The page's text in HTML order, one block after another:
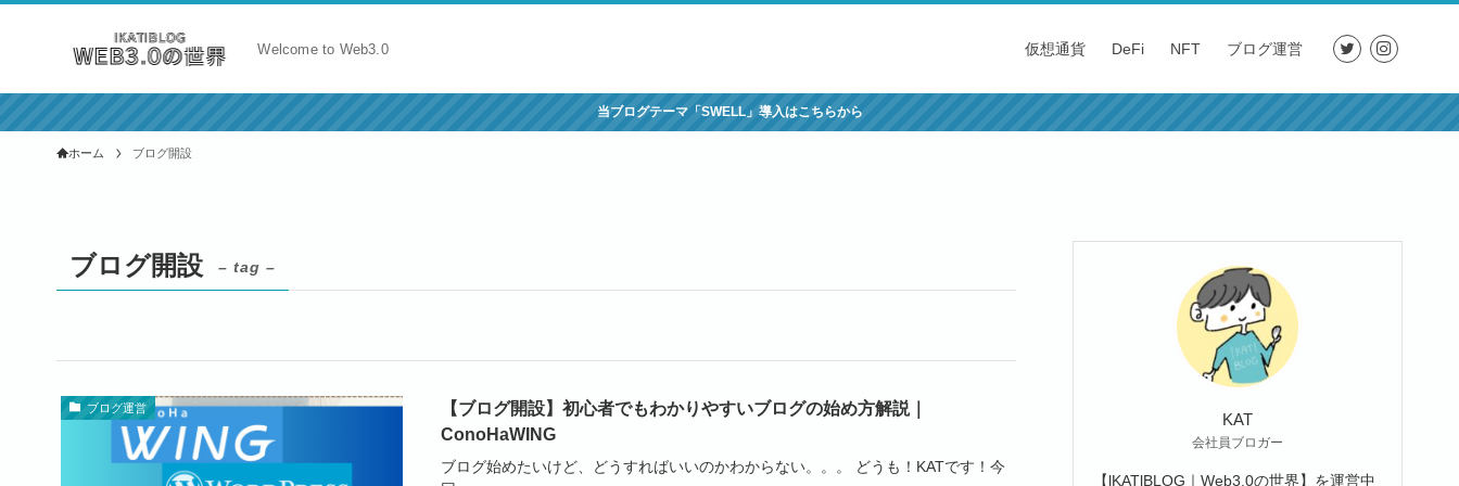
Welcome to Web3.0 仮想通貨 DeFi NFT ブログ運営
当ブログテーマ「SWELL」導入はこちらから
ホーム ブログ開設
ブログ開設 – tag –
ブログ運営
【ブログ開設】初心者でもわかりやすいブログの始め方解説｜
ConoHaWING
ブログ始めたいけど、どうすればいいのかわからない。。。 どうも！KATです！今
KAT
会社員ブロガー
【lKATlBLOG｜Web3.0の世界】を運営中